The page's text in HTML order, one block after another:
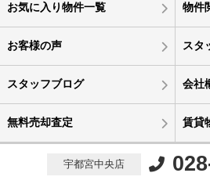
お気に入り物件一覧 物件
お客様の声 スタ
スタッフブログ 会社
無料売却査定 賃貸
宇都宮中央店